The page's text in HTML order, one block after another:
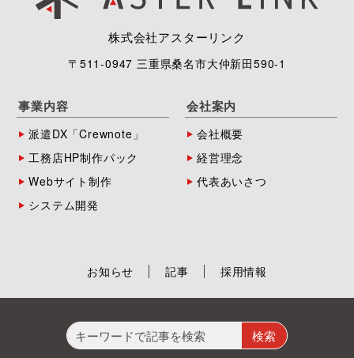
株式会社アスターリンク
〒511-0947 三重県桑名市大仲新田590-1
事業内容
派遣DX「Crewnote」
工務店HP制作パック
Webサイト制作
システム開発
会社案内
会社概要
経営理念
代表あいさつ
お知らせ 記事 採用情報
検
索: